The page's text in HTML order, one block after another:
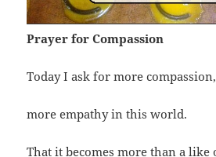
Prayer for Compassion
Today I ask for more compassion,
more empathy in this world.
That it becomes more than a like